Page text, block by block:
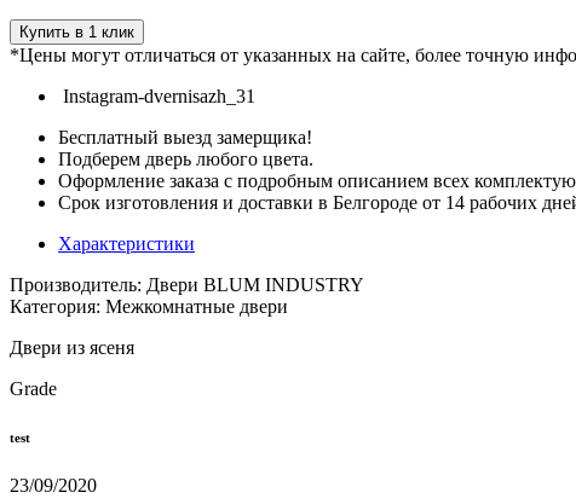
Купить в 1 клик
*Цены могут отличаться от указанных на сайте, более точную
Instagram-dvernisazh_31
Бесплатный выезд замерщика!
Подберем дверь любого цвета.
Оформление заказа с подробным описанием всех
Срок изготовления и доставки в Белгороде от 14 рабочих
Характеристики
Производитель: Двери BLUM INDUSTRY
Категория: Межкомнатные двери
Двери из ясеня
Grade
test
23/09/2020